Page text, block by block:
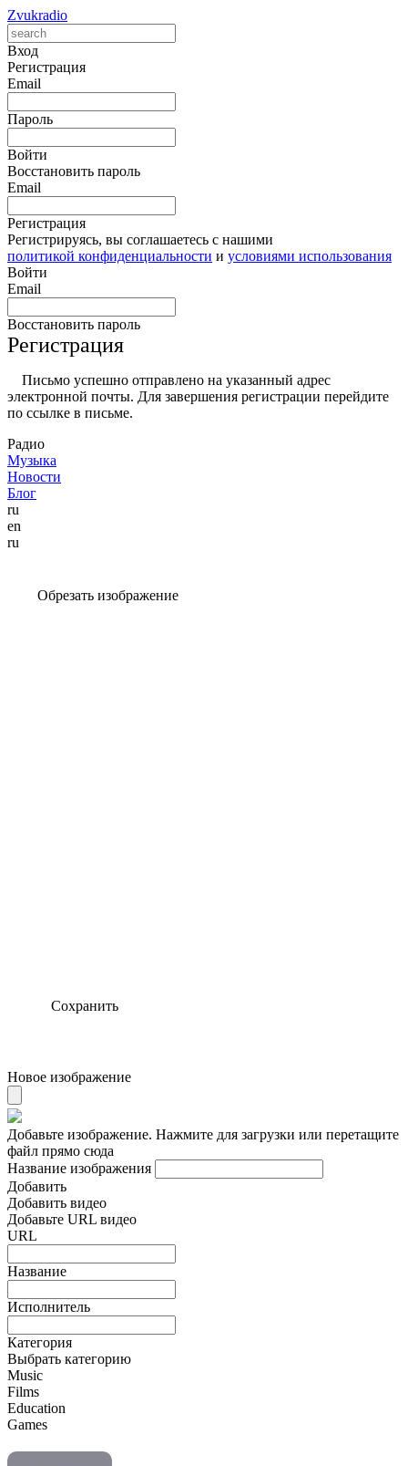
Zvukradio
Вход
Регистрация
Email
Пароль
Войти
Восстановить пароль
Email
Регистрация
Регистрируясь, вы соглашаетесь с нашими
политикой конфиденциальности и условиями использования
Войти
Email
Восстановить пароль
Регистрация
Письмо успешно отправлено на указанный адрес
электронной почты. Для завершения регистрации перейдите
по ссылке в письме.
Радио
Музыка
Новости
Блог
ru
en
ru
Обрезать изображение
Сохранить
Новое изображение
Добавьте изображение. Нажмите для загрузки или перетащите
файл прямо сюда
Название изображения
Добавить
Добавить видео
Добавьте URL видео
URL
Название
Исполнитель
Категория
Выбрать категорию
Music
Films
Education
Games